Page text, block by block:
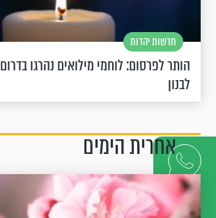
דברו
איתנו
חדשות יהדות
הותר לפרסום: לוחמי מילואים נהרגו בדרום
לבנון
אחרית הימים